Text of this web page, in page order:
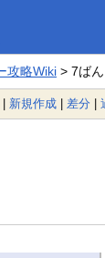
攻略Wiki> 7ば
| 新規作成 | 差分 |